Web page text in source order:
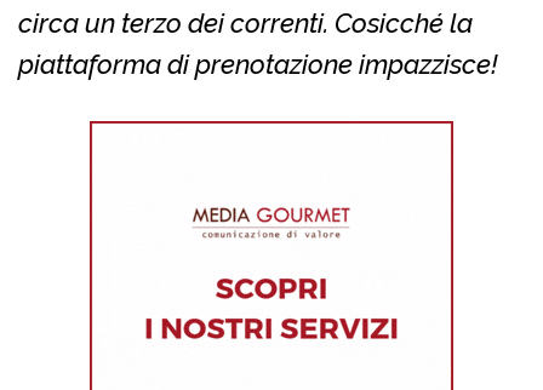
circa un terzo dei correnti. Cosicché la
piattaforma di prenotazione impazzisce!